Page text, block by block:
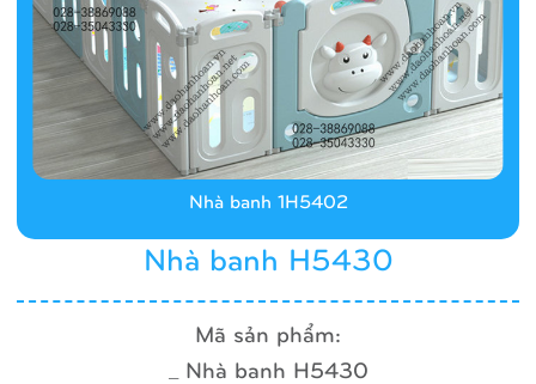
Nhà banh H5430
Mã sản phẩm:
_ Nhà banh H5430
Nhà banh 1H5402